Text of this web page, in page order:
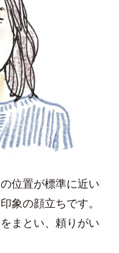
位置が標準に近い
象の顔立ちです。
まとい、頼りがい